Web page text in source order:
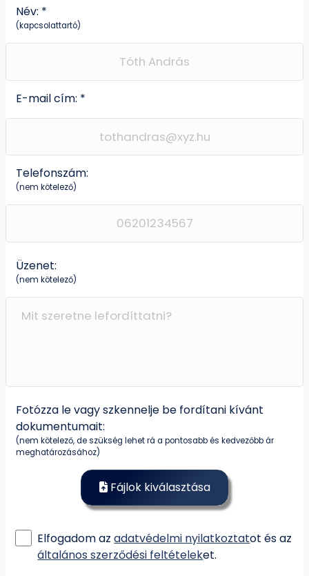
Név: *
(kapcsolattartó)
E-mail cím: *
Telefonszám:
(nem kötelező)
Üzenet:
(nem kötelező)
Fotózza le vagy szkennelje be fordítani kívánt
dokumentumait:
(nem kötelező, de szükség lehet rá a pontosabb és kedvezőbb ár
meghatározásához)
Fájlok kiválasztása
Elfogadom azadatvédelmi nyilatkoztatot és az
általános szerződési feltételeket.